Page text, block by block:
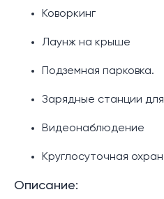
Коворкинг
Лаунж на крыше
Подземная парковка.
Зарядные станции
Видеонаблюдение
Круглосуточная
Описание: